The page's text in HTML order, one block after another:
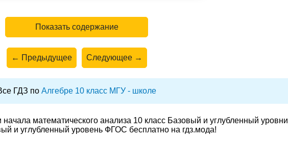
Показать содержание
← Предыдущее Следующее →
ГДЗ по Алгебре 10 класс МГУ - школе
математического анализа 10 класс Базовый и углубленный уровни
и углубленный уровень ФГОС бесплатно на гдз.мода!